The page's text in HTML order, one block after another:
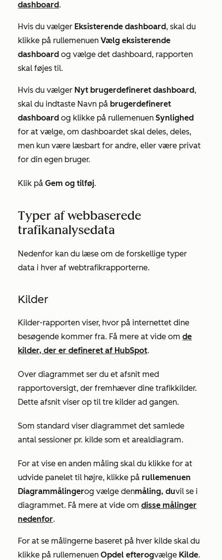
dashboard.
Hvis du vælger Eksisterende dashboard, skal du
klikke på rullemenuen Vælg eksisterende
dashboard og vælge det dashboard, rapporten
skal føjes til.
Hvis du vælger Nyt brugerdefineret dashboard,
skal du indtaste Navn på brugerdefineret
dashboard og klikke på rullemenuen Synlighed
for at vælge, om dashboardet skal deles, deles,
men kun være læsbart for andre, eller være privat
for din egen bruger.
Klik på Gem og tilføj.
Typer af webbaserede
trafikanalysedata
Nedenfor kan du læse om de forskellige typer
data i hver af webtrafikrapporterne.
Kilder
Kilder-rapporten viser, hvor på internettet dine
besøgende kommer fra. Få mere at vide om de
kilder, der er defineret af HubSpot.
Over diagrammet ser du et afsnit med
rapportoversigt, der fremhæver dine trafikkilder.
Dette afsnit viser op til tre kilder ad gangen.
Som standard viser diagrammet det samlede
antal sessioner pr. kilde som et arealdiagram.
For at vise en anden måling skal du klikke for at
udvide panelet til højre, klikke på rullemenuen
Diagrammålingerog vælge denmåling, duvil se i
diagrammet. Få mere at vide om disse målinger
nedenfor.
For at se målingerne baseret på hver kilde skal du
klikke på rullemenuen Opdel efterogvælge Kilde.